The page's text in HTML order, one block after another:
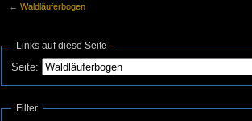
←Waldläuferbogen
Links auf diese Seite
Seite:
Filter